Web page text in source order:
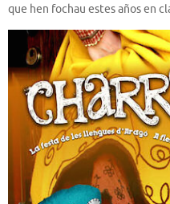
que hen fochau estes años en